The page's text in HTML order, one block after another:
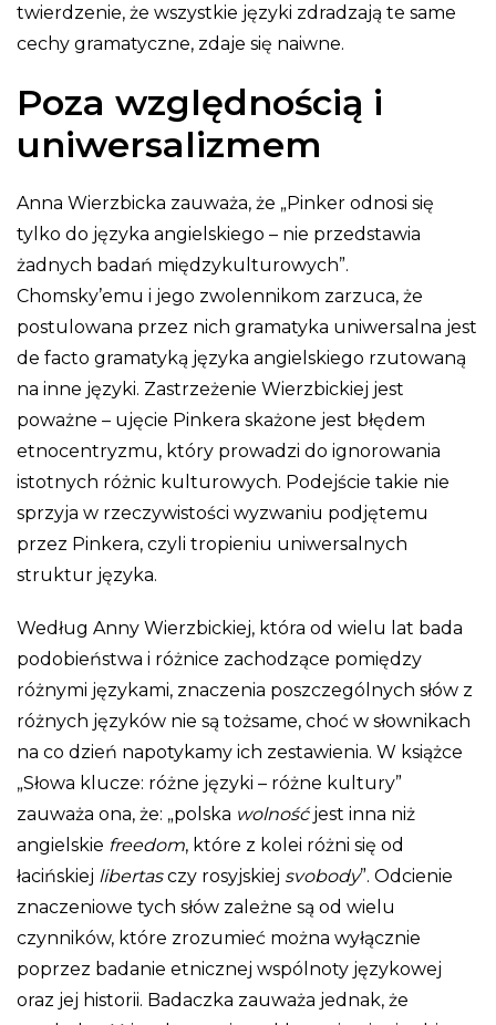
twierdzenie, że wszystkie języki zdradzają te same
cechy gramatyczne, zdaje się naiwne.
Poza względnością i
uniwersalizmem
Anna Wierzbicka zauważa, że „Pinker odnosi się
tylko do języka angielskiego – nie przedstawia
żadnych badań międzykulturowych”.
Chomsky’emu i jego zwolennikom zarzuca, że
postulowana przez nich gramatyka uniwersalna jest
de facto gramatyką języka angielskiego rzutowaną
na inne języki. Zastrzeżenie Wierzbickiej jest
poważne – ujęcie Pinkera skażone jest błędem
etnocentryzmu, który prowadzi do ignorowania
istotnych różnic kulturowych. Podejście takie nie
sprzyja w rzeczywistości wyzwaniu podjętemu
przez Pinkera, czyli tropieniu uniwersalnych
struktur języka.
Według Anny Wierzbickiej, która od wielu lat bada
podobieństwa i różnice zachodzące pomiędzy
różnymi językami, znaczenia poszczególnych słów z
różnych języków nie są tożsame, choć w słownikach
na co dzień napotykamy ich zestawienia. W książce
„Słowa klucze: różne języki – różne kultury”
zauważa ona, że: „polska wolnośćjest inna niż
angielskie freedom, które z kolei różni się od
łacińskiej libertasczy rosyjskiej svobody”. Odcienie
znaczeniowe tych słów zależne są od wielu
czynników, które zrozumieć można wyłącznie
poprzez badanie etnicznej wspólnoty językowej
oraz jej historii. Badaczka zauważa jednak, że